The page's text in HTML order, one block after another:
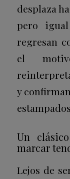
desplaza
pero
regresan
el
y
Un
marcar
Lejos de